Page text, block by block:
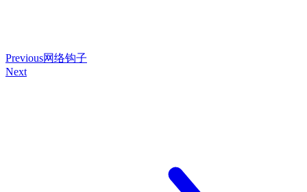
Previous网络钩子
Next